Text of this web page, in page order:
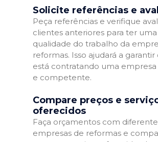
Solicite referências e
Peça referências e verifique
clientes anteriores para ter uma
qualidade do trabalho da
reformas. Isso ajudará a
está contratando uma
e competente.
Compare preços e
oferecidos
Faça orçamentos com
empresas de reformas e